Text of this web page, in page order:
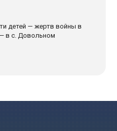
детей — жертв войны в
в с. Довольном